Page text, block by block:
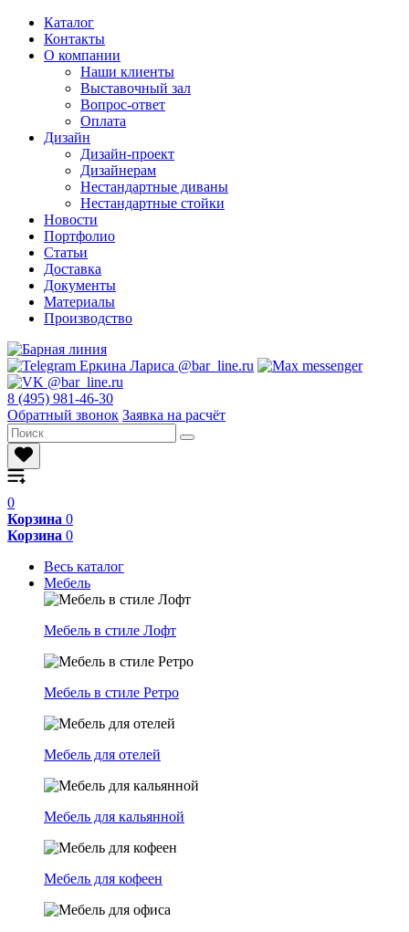
Каталог
Контакты
О компании
Наши клиенты
Выставочный зал
Вопрос-ответ
Оплата
Дизайн
Дизайн-проект
Дизайнерам
Нестандартные диваны
Нестандартные стойки
Новости
Портфолио
Статьи
Доставка
Документы
Материалы
Производство
8 (495) 981-46-30
Обратный звонок Заявка на расчёт
0
Корзина 0
Корзина 0
Весь каталог
Мебель
Мебель в стиле Лофт
Мебель в стиле Ретро
Мебель для отелей
Мебель для кальянной
Мебель для кофеен